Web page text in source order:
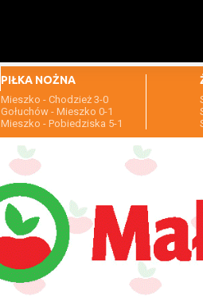
PIŁKA NOŻNA
Mieszko - Chodzież 3-0
Gołuchów - Mieszko 0-1
Mieszko - Pobiedziska 5-1